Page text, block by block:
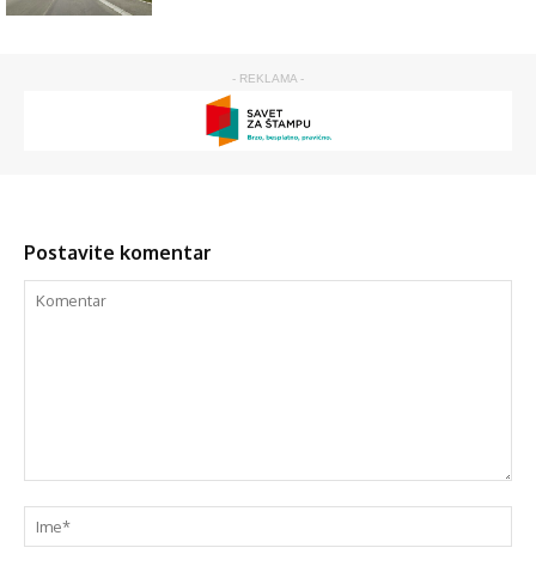
- REKLAMA -
Postavite komentar